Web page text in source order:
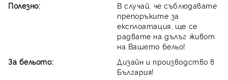
Полезно:
В случай, че съблюдавате
препоръките за
експлоатация, ще се
радвате на дълъг живот
на Вашето бельо!
За бельото:
Дизайн и производство в
България!